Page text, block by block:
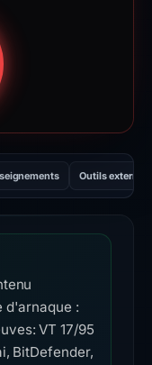
risque : 95 sur
Outils externes
d'arnaque :
VT 17/95
BitDefender,